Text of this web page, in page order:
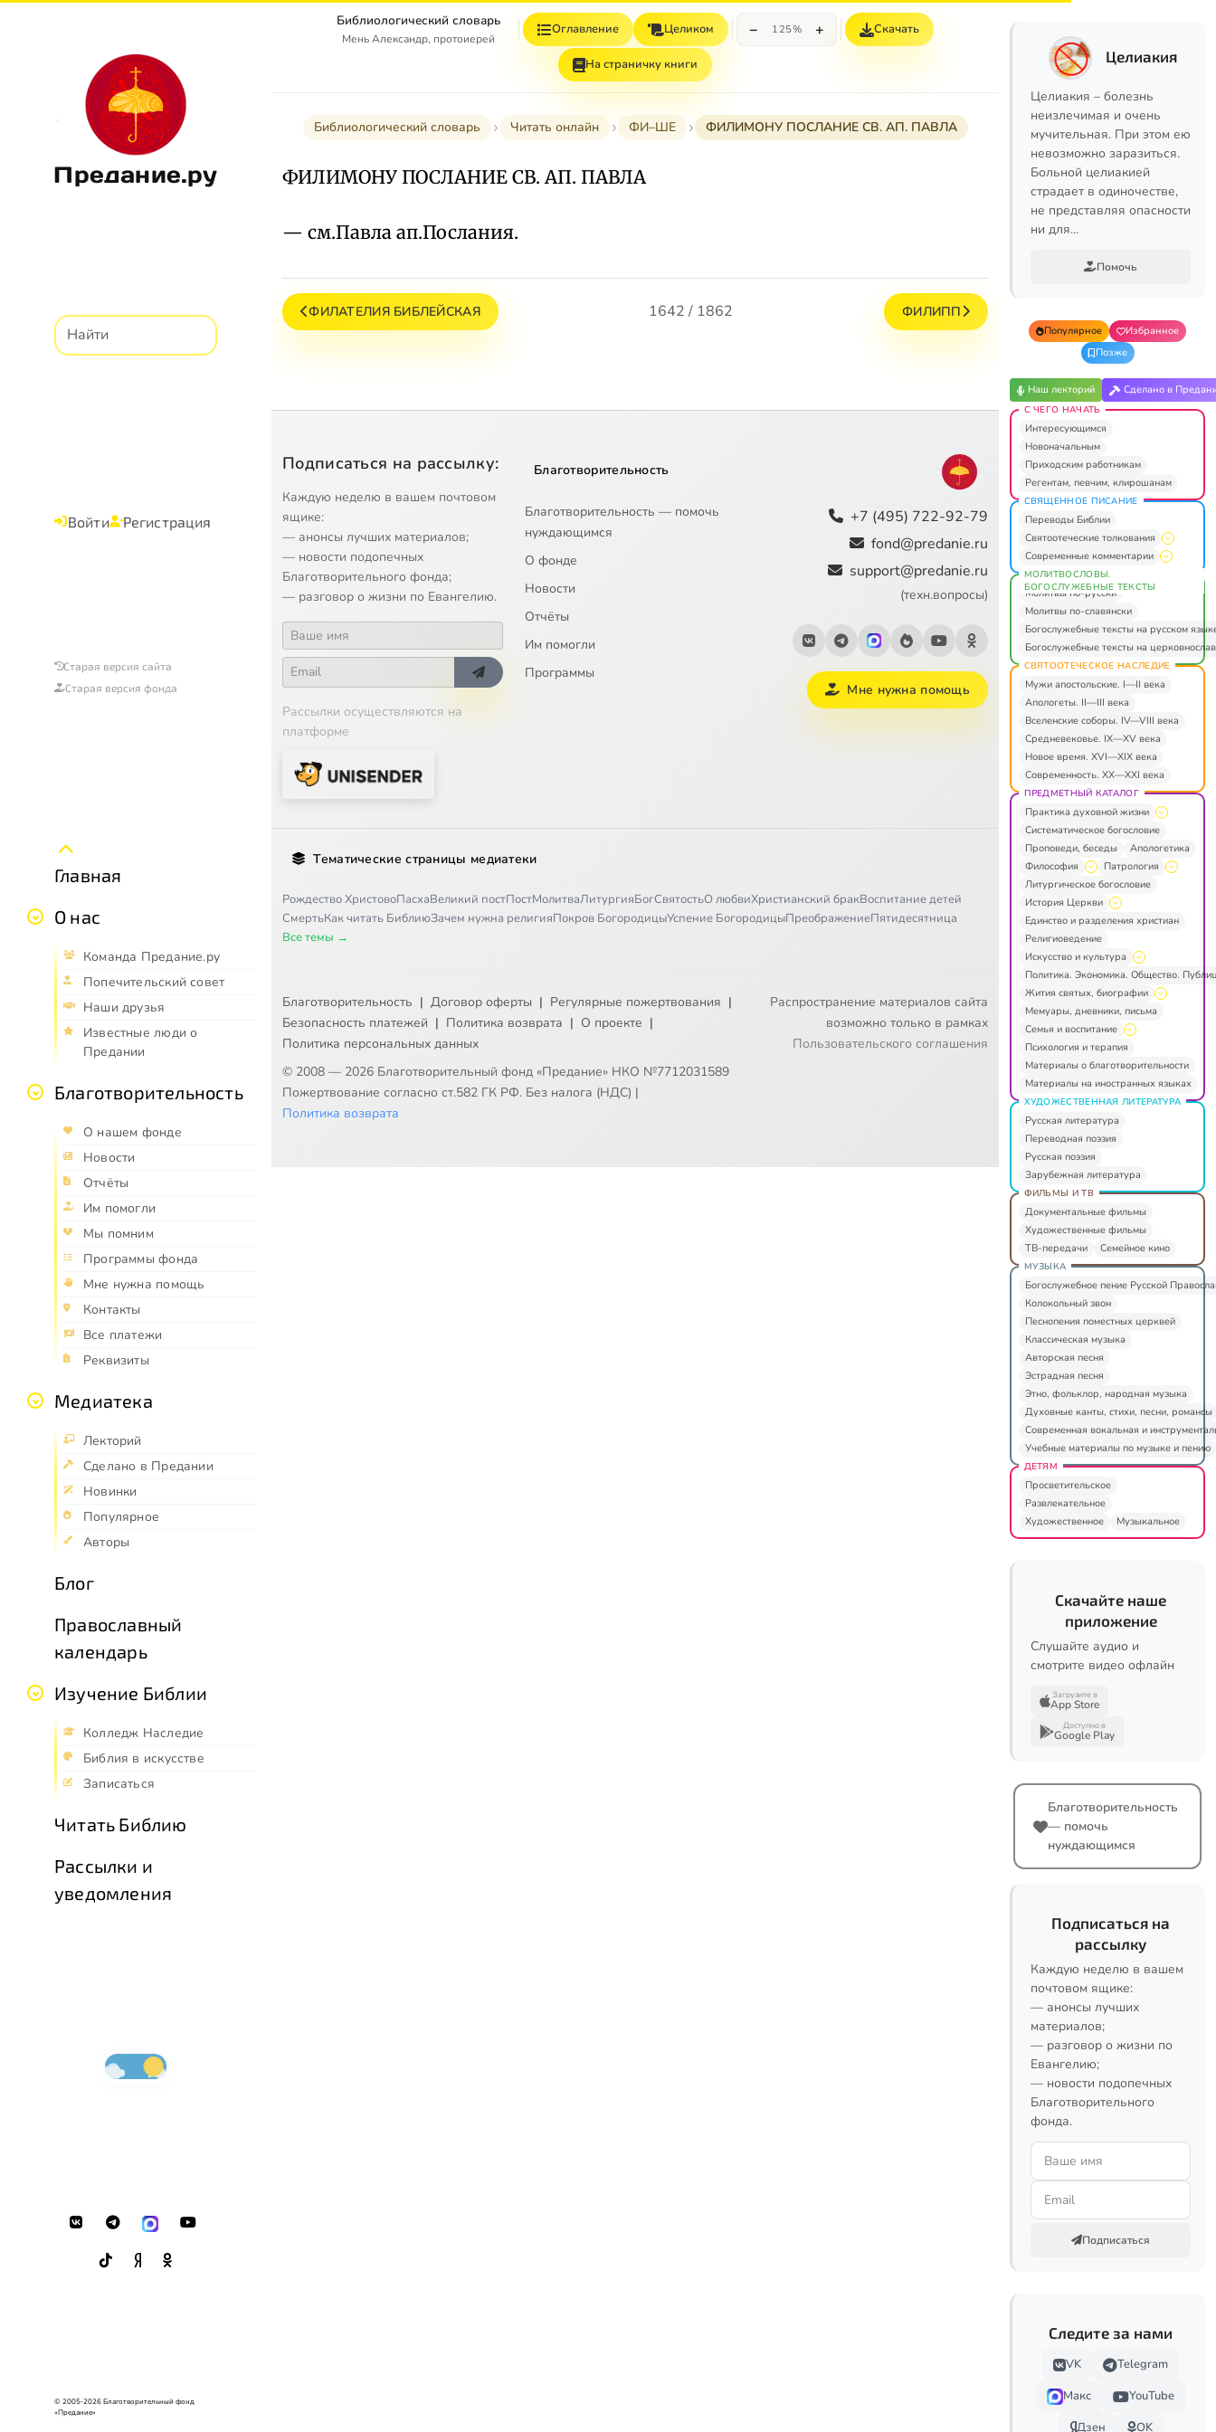
Предание.ру
Войти Регистрация
Старая версия сайта
Старая версия фонда
Главная
О нас
Команда Предание.ру
Попечительский совет
Наши друзья
Известные люди о
Предании
Благотворительность
О нашем фонде
Новости
Отчёты
Им помогли
Мы помним
Программы фонда
Мне нужна помощь
Контакты
Все платежи
Реквизиты
Медиатека
Лекторий
Сделано в Предании
Новинки
Популярное
Авторы
Блог
Православный
календарь
Изучение Библии
Колледж Наследие
Библия в искусстве
Записаться
Читать Библию
Рассылки и
уведомления
© 2005-2026 Благотворительный фонд
«Предание»
Библиологический словарь
Мень Александр, протоиерей
Оглавление Целиком − 125% + Скачать
На страничку книги
Библиологический словарь Читать онлайн ФИ–ШЕ ФИЛИМОНУ ПОСЛАНИЕ СВ. АП. ПАВЛА
ФИЛИМОНУ ПОСЛАНИЕ СВ. АП. ПАВЛА
— см.Павла ап.Послания.
ФИЛАТЕЛИЯ БИБЛЕЙСКАЯ 1642 / 1862 ФИЛИПП
Подписаться на рассылку:
Каждую неделю в вашем почтовом
ящике:
— анонсы лучших материалов;
— новости подопечных
Благотворительного фонда;
— разговор о жизни по Евангелию.
Рассылки осуществляются на
платформе
Благотворительность
Благотворительность — помочь
нуждающимся
О фонде
Новости
Отчёты
Им помогли
Программы
+7 (495) 722-92-79
fond@predanie.ru
support@predanie.ru
(техн.вопросы)
Мне нужна помощь
Тематические страницы медиатеки
Рождество ХристовоПасхаВеликий постПостМолитваЛитургияБогСвятостьО любвиХристианский бракВоспитание детей
СмертьКак читать БиблиюЗачем нужна религияПокров БогородицыУспение БогородицыПреображениеПятидесятница
Все темы →
Благотворительность | Договор оферты | Регулярные пожертвования |
Безопасность платежей | Политика возврата | О проекте |
Политика персональных данных
© 2008 — 2026 Благотворительный фонд «Предание» НКО №7712031589
Пожертвование согласно ст.582 ГК РФ. Без налога (НДС) |
Политика возврата
Распространение материалов сайта
возможно только в рамках
Пользовательского соглашения
Целиакия
Целиакия – болезнь
неизлечимая и очень
мучительная. При этом ею
невозможно заразиться.
Больной целиакией
страдает в одиночестве,
не представляя опасности
ни для…
Помочь
Популярное
Избранное
Позже
Наш лекторий Сделано в
С ЧЕГО НАЧАТЬ
Интересующимся
Новоначальным
Приходским работникам
Регентам, певчим, клирошанам
СВЯЩЕННОЕ ПИСАНИЕ
Переводы Библии
Святоотеческие толкования
Современные комментарии
МОЛИТВОСЛОВЫ.
БОГОСЛУЖЕБНЫЕ ТЕКСТЫ
Молитвы по-русски
Молитвы по-славянски
Богослужебные тексты на русском
Богослужебные тексты на
СВЯТООТЕЧЕСКОЕ НАСЛЕДИЕ
Мужи апостольские. I—II века
Апологеты. II—III века
Вселенские соборы. IV—VIII века
Средневековье. IX—XV века
Новое время. XVI—XIX века
Современность. XX—XXI века
ПРЕДМЕТНЫЙ КАТАЛОГ
Практика духовной жизни
Систематическое богословие
Проповеди, беседы
Апологетика
Философия
Патрология
Литургическое богословие
История Церкви
Единство и разделения христиан
Религиоведение
Искусство и культура
Политика. Экономика. Общество.
Жития святых, биографии
Мемуары, дневники, письма
Семья и воспитание
Психология и терапия
Материалы о благотворительности
Материалы на иностранных языках
ХУДОЖЕСТВЕННАЯ ЛИТЕРАТУРА
Русская литература
Переводная поэзия
Русская поэзия
Зарубежная литература
ФИЛЬМЫ И ТВ
Документальные фильмы
Художественные фильмы
ТВ-передачи
Семейное кино
МУЗЫКА
Богослужебное пение Русской
Колокольный звон
Песнопения поместных церквей
Классическая музыка
Авторская песня
Эстрадная песня
Этно, фольклор, народная музыка
Духовные канты, стихи, песни, романсы
Современная вокальная и
Учебные материалы по музыке и пению
ДЕТЯМ
Просветительское
Развлекательное
Художественное
Музыкальное
Скачайте наше
приложение
Слушайте аудио и
смотрите видео офлайн
Загрузите в
App Store
Доступно в
Google Play
Благотворительность
— помочь
нуждающимся
Подписаться на
рассылку
Каждую неделю в вашем
почтовом ящике:
— анонсы лучших
материалов;
— разговор о жизни по
Евангелию;
— новости подопечных
Благотворительного
фонда.
Подписаться
Следите за нами
VK
Telegram
Макс
YouTube
Дзен
OK